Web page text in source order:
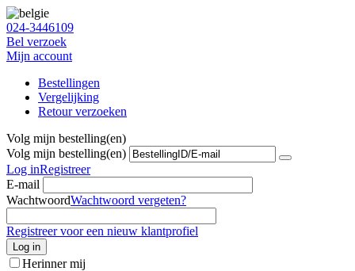
024-3446109
Bel verzoek
Mijn account
Bestellingen
Vergelijking
Retour verzoeken
Volg mijn bestelling(en)
Volg mijn bestelling(en)
Log inRegistreer
E-mail
WachtwoordWachtwoord vergeten?
Registreer voor een nieuw klantprofiel
Log in
Herinner mij